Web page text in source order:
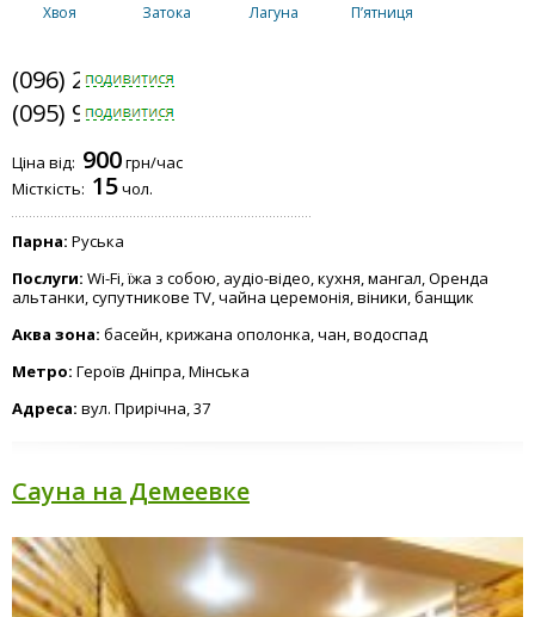
Хвоя Затока Лагуна Пʼятниця
(096) 235-0035
(095) 979-2807
Ціна від: 900грн/час
Місткість: 15чол.
Парна: Руська
Послуги: Wi-Fi, їжа з собою, аудіо-відео, кухня, мангал, Оренда
альтанки, супутникове TV, чайна церемонія, віники, банщик
Аква зона: басейн, крижана ополонка, чан, водоспад
Метро: Героїв Дніпра, Мінська
Адреса: вул. Прирічна, 37
Сауна на Демеевке